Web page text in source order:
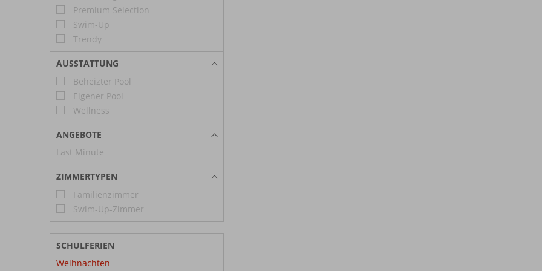
Premium Selection
Swim-Up
Trendy
AUSSTATTUNG
Beheizter Pool
Eigener Pool
Wellness
ANGEBOTE
Last Minute
ZIMMERTYPEN
Familienzimmer
Swim-Up-Zimmer
SCHULFERIEN
Weihnachten